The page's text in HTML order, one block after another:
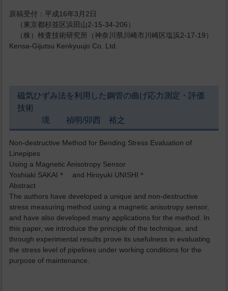
原稿受付：平成16年3月2日
（東京都杉並区浜田山2-15-34-206）
（株）検査技術研究所（神奈川県川崎市川崎区塩浜2-17-19）
Kensa-Gijutsu Kenkyuujo Co. Ltd.
磁気ひずみ法を利用した鋼管の曲げ応力測定・評価
技術
境 禎明/卯西 裕之
Non-destructive Method for Bending Stress Evaluation of
Linepipes
Using a Magnetic Anisotropy Sensor
Yoshiaki SAKAI＊ and Hiroyuki UNISHI＊
Abstract
The authors have developed a unique and non-destructive
stress measuring method using a magnetic anisotropy sensor,
and have also developed many applications for the method. In
this paper, we introduce the principle of the technique, and
through experimental results prove its usefulness in evaluating
the stress level of pipelines under working conditions for the
purpose of maintenance.